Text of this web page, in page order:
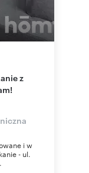
i w
- ul.